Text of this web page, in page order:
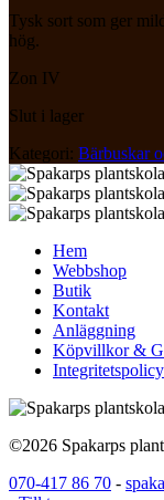
Tysk sort som ger
hög.
Zon IV
Slut i lager
Kategori: Bärbuskar
Hem
Webbshop
Butik
Kontakt
Anläggning
Köpvillkor &
Integritetspolicy
©2026 Spakarps
070-417 86 70 -